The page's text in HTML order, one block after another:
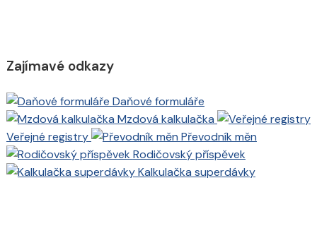
Zajímavé odkazy
Daňové formuláře
Mzdová kalkulačka
Veřejné registry
Převodník měn
Rodičovský příspěvek
Kalkulačka superdávky